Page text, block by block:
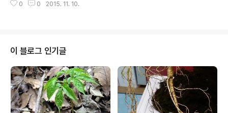
0 0 2015. 11. 10.
이 블로그 인기글